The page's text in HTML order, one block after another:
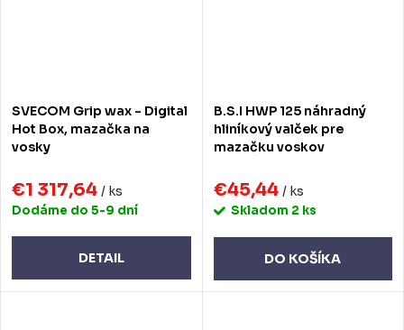
SVECOM Grip wax - Digital
Hot Box, mazačka na
vosky
€1 317,64 / ks
Dodáme do 5-9 dní
DETAIL
B.S.I HWP 125 náhradný
hliníkový valček pre
mazačku voskov
€45,44 / ks
Skladom 2 ks
DO KOŠÍKA